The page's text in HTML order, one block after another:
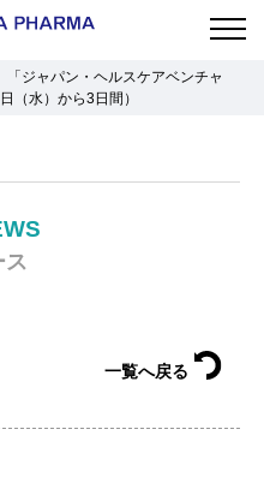
「ジャパン・ヘルスケアベンチャ
（水）から3日間）
一覧へ戻る